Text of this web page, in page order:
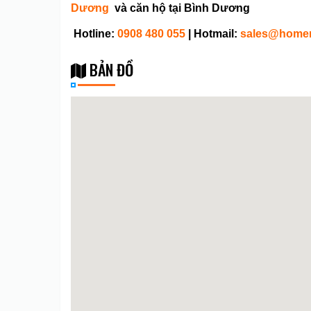
Dương và căn hộ tại Bình Dương
Hotline: 0908 480 055 | Hotmail:
BẢN ĐỒ